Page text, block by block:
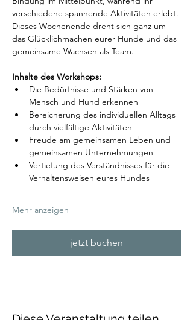
verschiedene spannende Aktivitäten erlebt.
Dieses Wochenende dreht sich ganz um
das Glücklichmachen eurer Hunde und das
gemeinsame Wachsen als Team.
Inhalte des Workshops:
Die Bedürfnisse und Stärken von
Mensch und Hund erkennen
Bereicherung des individuellen Alltags
durch vielfältige Aktivitäten
Freude am gemeinsamen Leben und
gemeinsamen Unternehmungen
Vertiefung des Verständnisses für die
Verhaltensweisen eures Hundes
Mehr anzeigen
jetzt buchen